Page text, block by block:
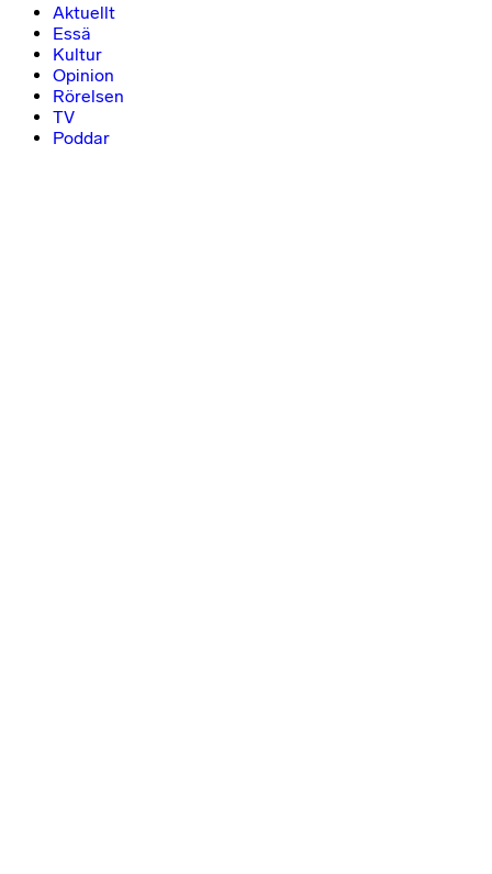
Aktuellt
Essä
Kultur
Opinion
Rörelsen
TV
Poddar